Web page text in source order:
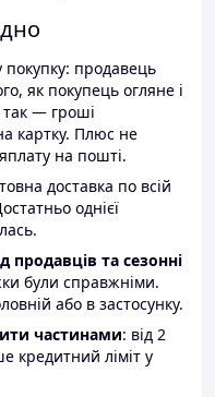
продавець
як покупець огляне і
— гроші
картку. Плюс не
на пошті.
доставка по всій
однієї
продавців та сезонні
були справжніми.
або в застосунку.
частинами: від 2
кредитний ліміт у